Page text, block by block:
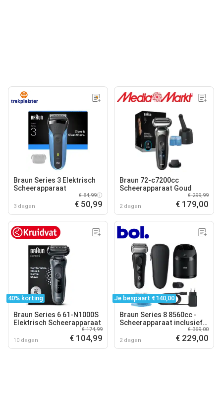
Braun Series 3 Elektrisch
Scheerapparaat
3 dagen
€ 84,99
€ 50,99
Braun 72-c7200cc
Scheerapparaat Goud
2 dagen
€ 299,99
€ 179,00
40% korting
Braun Series 6 61-N1000S
Elektrisch Scheerapparaat
10 dagen
€ 174,99
€ 104,99
Je bespaart €140,00
Braun Series 8 8560cc -
Scheerapparaat inclusief
2 dagen
€ 369,00
€ 229,00